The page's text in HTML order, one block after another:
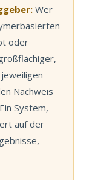
Wer
oder
Nachweis
System,
auf der